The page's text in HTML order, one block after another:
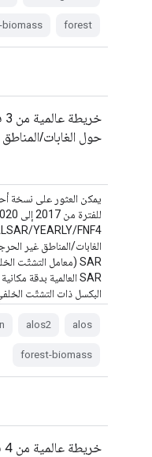
forest
حول الغابات/
البكسل ذات التشتّت
alos
alos2
forest-biomass